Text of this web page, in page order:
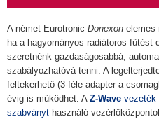
A német Eurotronic Donexon elemes
ha a hagyományos radiátoros fűtést
szeretnénk gazdaságosabbá,
szabályozhatóvá tenni. A
feltekerhető (3-féle adapter a
évig is működhet. A Z-Wave vezeték
szabványt használó